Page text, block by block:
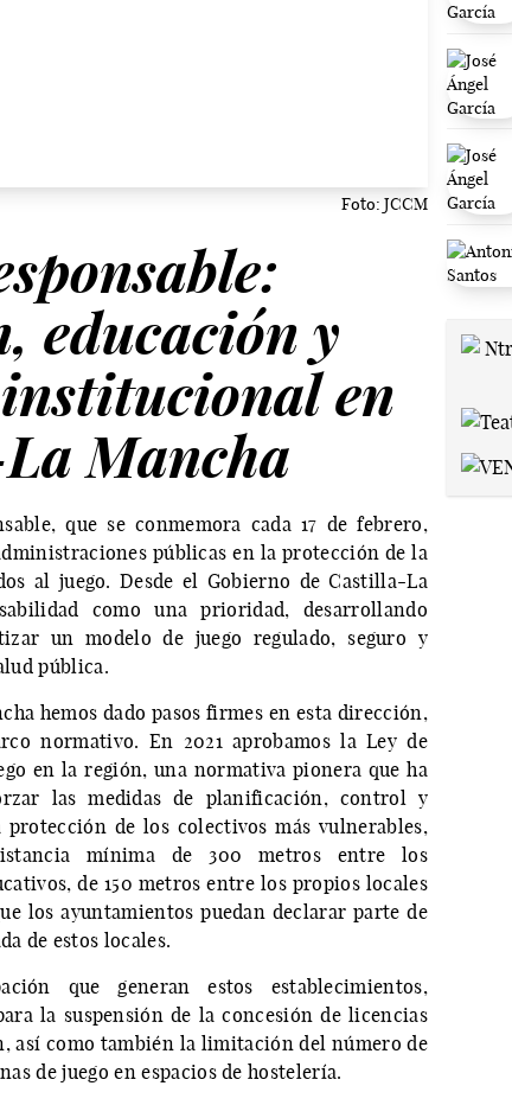
Foto: JCCM
educación y
en
Mancha
que se conmemora cada 17 de febrero,
públicas en la protección de la
al juego. Desde el Gobierno de Castilla-La
como una prioridad, desarrollando
un modelo de juego regulado, seguro y
pública.
hemos dado pasos firmes en esta dirección,
normativo. En 2021 aprobamos la Ley de
en la región, una normativa pionera que ha
las medidas de planificación, control y
de los colectivos más vulnerables,
mínima de 300 metros entre los
de 150 metros entre los propios locales
los ayuntamientos puedan declarar parte de
de estos locales.
que generan estos establecimientos,
la suspensión de la concesión de licencias
así como también la limitación del número de
de juego en espacios de hostelería.